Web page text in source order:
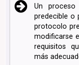
Un
predecible o
protocolo
modificarse
requisitos
más